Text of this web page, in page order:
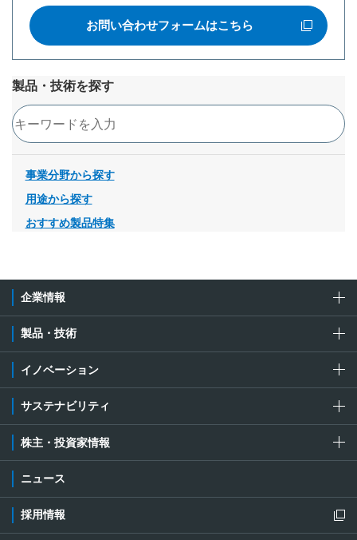
お問い合わせフォームはこちら
新規ウィンドウを開きます
製品・技術を探す
事業分野から探す
用途から探す
おすすめ製品特集
企業情報
製品・技術
イノベーション
サステナビリティ
株主・投資家情報
ニュース
採用情報
新規ウィンドウを開きます